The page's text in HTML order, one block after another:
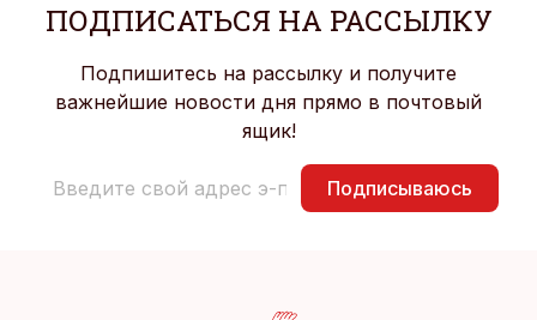
ПОДПИСАТЬСЯ НА РАССЫЛКУ
Подпишитесь на рассылку и получите
важнейшие новости дня прямо в почтовый
ящик!
Подписываюсь